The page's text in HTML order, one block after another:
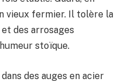
vieux fermier. Il tolère la
des arrosages
stoïque.
des auges en acier